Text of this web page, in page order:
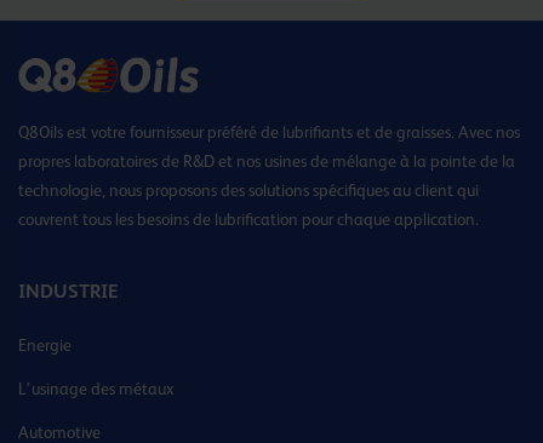
Q8Oils est votre fournisseur préféré de lubrifiants et de graisses. Avec nos
propres laboratoires de R&D et nos usines de mélange à la pointe de la
technologie, nous proposons des solutions spécifiques au client qui
couvrent tous les besoins de lubrification pour chaque application.
INDUSTRIE
Energie
L’usinage des métaux
Automotive